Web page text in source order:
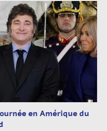
en Amérique du